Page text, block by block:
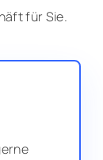
für Sie.